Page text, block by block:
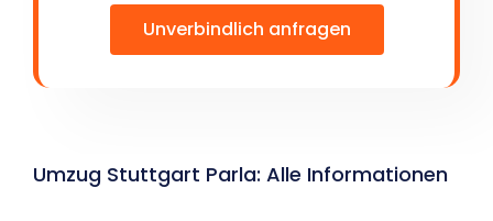
Unverbindlich anfragen
Umzug Stuttgart Parla: Alle Informationen